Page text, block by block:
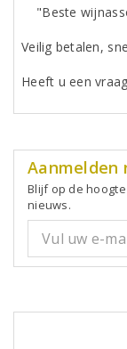
"Beste
Veilig betalen,
Heeft u een
Aanmelden
Blijf op de
nieuws.